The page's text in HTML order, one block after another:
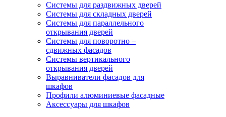
Системы для раздвижных дверей
Системы для складных дверей
Системы для параллельного
открывания дверей
Системы для поворотно –
сдвижных фасадов
Системы вертикального
открывания дверей
Выравниватели фасадов для
шкафов
Профили алюминиевые фасадные
Аксессуары для шкафов